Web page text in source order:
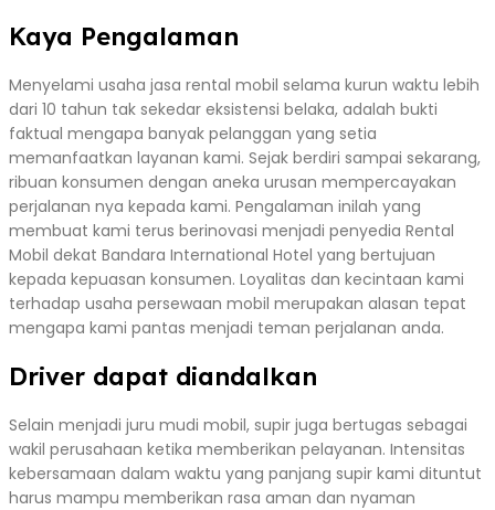
Kaya Pengalaman
Menyelami usaha jasa rental mobil selama kurun waktu lebih
dari 10 tahun tak sekedar eksistensi belaka, adalah bukti
faktual mengapa banyak pelanggan yang setia
memanfaatkan layanan kami. Sejak berdiri sampai sekarang,
ribuan konsumen dengan aneka urusan mempercayakan
perjalanan nya kepada kami. Pengalaman inilah yang
membuat kami terus berinovasi menjadi penyedia Rental
Mobil dekat Bandara International Hotel yang bertujuan
kepada kepuasan konsumen. Loyalitas dan kecintaan kami
terhadap usaha persewaan mobil merupakan alasan tepat
mengapa kami pantas menjadi teman perjalanan anda.
Driver dapat diandalkan
Selain menjadi juru mudi mobil, supir juga bertugas sebagai
wakil perusahaan ketika memberikan pelayanan. Intensitas
kebersamaan dalam waktu yang panjang supir kami dituntut
harus mampu memberikan rasa aman dan nyaman